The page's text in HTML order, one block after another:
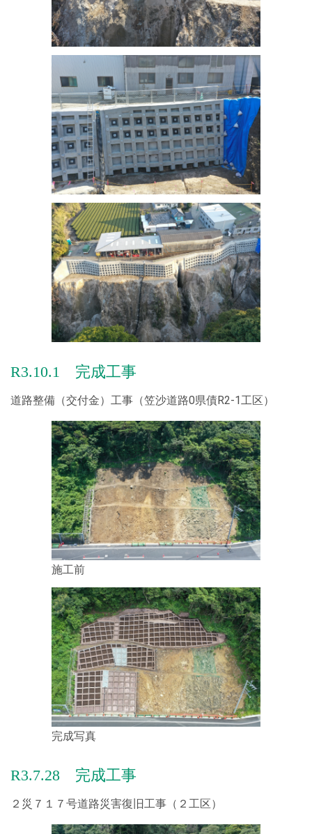
2024.07.16
その他へ「イクボス宣言」を追加しました！
安全・環境・社会貢献の「安全大会」に令和6年度安全大会を
追加しました！
2024.06.05
健康経営の取り組みを更新しました。
2024.05.23
【採用情報】を更新しました！
2024.05.17
【表彰関連】の「表彰実績」を更新しました！
2024.04.30
健康経営の取り組みを更新しました。
2024.04.19
【施工実績】の情報を更新しました。
「清掃ボランティア」の内容を更新しました!
2024.04.01
2024.03.25
登録事業 国土交通省 鹿児島国道事務所と【令和６・７年度
災害協定】を締結しました！
2024.03.11
健康経営の取り組みを更新しました。
【安全・環境・社会貢献】に「赤い羽根共同募金」を追加し
ました！
2024.02.20
健康経営の取り組みを更新しました。
2024.01.11
【会社案内】の「基本理念・統合方針」を更新しました。
2024.01.04
【イベント】の「初詣」を更新しました!
【イベント】の「忘年会」を更新しました!
2023.12.22
R3.10.1 完成工事
道路整備（交付金）工事（笠沙道路0県債R2-1工区）
施工前
完成写真
R3.7.28 完成工事
２災７１７号道路災害復旧工事（２工区）